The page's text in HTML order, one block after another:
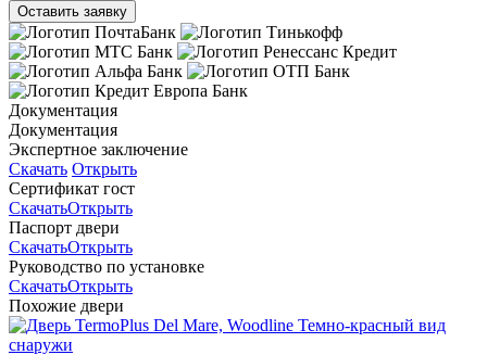
Оставить заявку
Документация
Документация
Экспертное заключение
Скачать Открыть
Сертификат гост
СкачатьОткрыть
Паспорт двери
СкачатьОткрыть
Руководство по установке
СкачатьОткрыть
Похожие двери